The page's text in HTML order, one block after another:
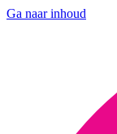
Ga naar inhoud